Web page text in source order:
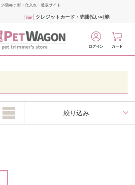
様向け 卸・仕入れ・通販サイト
クレジットカード・売掛払い可能
ログイン カート
絞り込み